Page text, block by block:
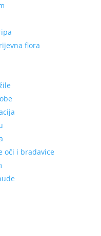
flora
oči i bradavice